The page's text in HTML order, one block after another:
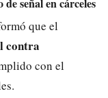
que el
contra
con el